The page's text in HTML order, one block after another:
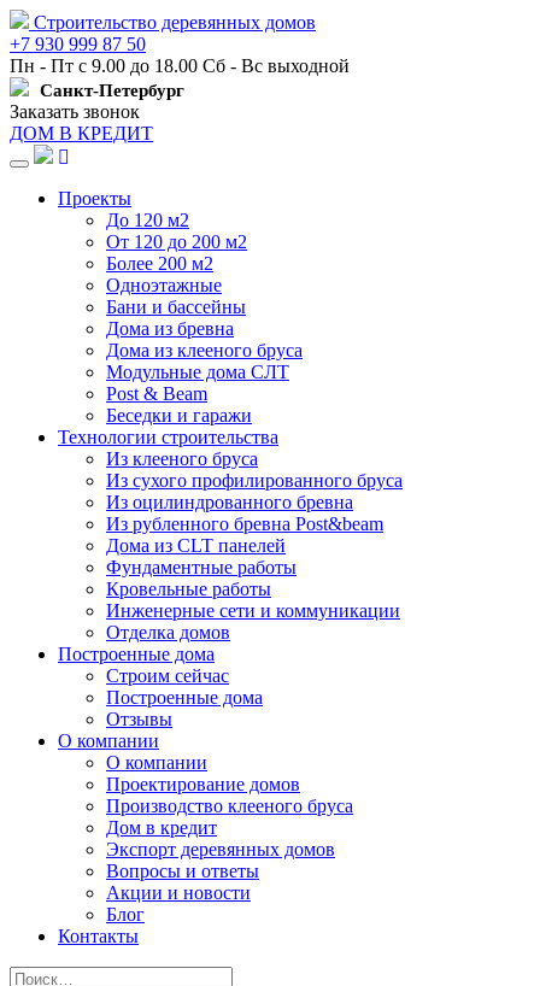
Строительство деревянных домов
+7 930 999 87 50
Пн - Пт с 9.00 до 18.00 Сб - Вс выходной
Санкт-Петербург
Заказать звонок
ДОМ В КРЕДИТ
Навигация
Проекты
До 120 м2
От 120 до 200 м2
Более 200 м2
Одноэтажные
Бани и бассейны
Дома из бревна
Дома из клееного бруса
Модульные дома СЛТ
Post & Beam
Беседки и гаражи
Технологии строительства
Из клееного бруса
Из сухого профилированного бруса
Из оцилиндрованного бревна
Из рубленного бревна Post&beam
Дома из CLT панелей
Фундаментные работы
Кровельные работы
Инженерные сети и коммуникации
Отделка домов
Построенные дома
Строим сейчас
Построенные дома
Отзывы
О компании
О компании
Проектирование домов
Производство клееного бруса
Дом в кредит
Экспорт деревянных домов
Вопросы и ответы
Акции и новости
Блог
Контакты